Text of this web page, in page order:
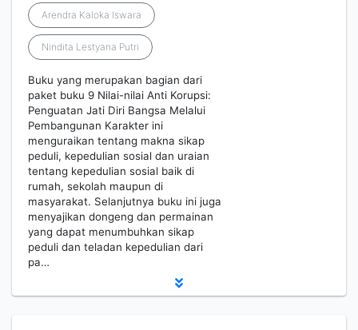
Arendra Kaloka Iswara
Nindita Lestyana Putri
Buku yang merupakan bagian dari
paket buku 9 Nilai-nilai Anti Korupsi:
Penguatan Jati Diri Bangsa Melalui
Pembangunan Karakter ini
menguraikan tentang makna sikap
peduli, kepedulian sosial dan uraian
tentang kepedulian sosial baik di
rumah, sekolah maupun di
masyarakat. Selanjutnya buku ini juga
menyajikan dongeng dan permainan
yang dapat menumbuhkan sikap
peduli dan teladan kepedulian dari
pa…